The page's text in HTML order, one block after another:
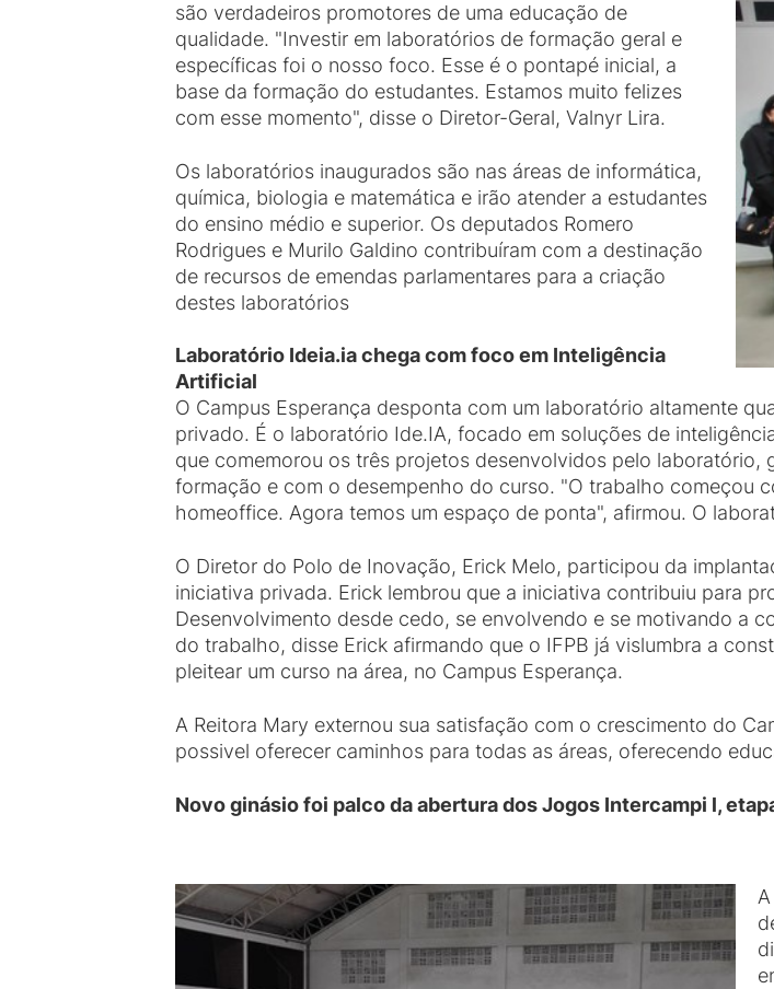
são verdadeiros promotores de uma educação de
qualidade. "Investir em laboratórios de formação geral e
específicas foi o nosso foco. Esse é o pontapé inicial, a
base da formação do estudantes. Estamos muito felizes
com esse momento", disse o Diretor-Geral, Valnyr Lira.
Os laboratórios inaugurados são nas áreas de informática,
química, biologia e matemática e irão atender a estudantes
do ensino médio e superior. Os deputados Romero
Rodrigues e Murilo Galdino contribuíram com a destinação
de recursos de emendas parlamentares para a criação
destes laboratórios
Laboratório Ideia.ia chega com foco em Inteligência
Artificial
O Campus Esperança desponta com um laboratório altamente
privado. É o laboratório Ide.IA, focado em soluções de
que comemorou os três projetos desenvolvidos pelo
formação e com o desempenho do curso. "O trabalho começou
homeoffice. Agora temos um espaço de ponta", afirmou. O
O Diretor do Polo de Inovação, Erick Melo, participou da
iniciativa privada. Erick lembrou que a iniciativa contribuiu para
Desenvolvimento desde cedo, se envolvendo e se motivando a
do trabalho, disse Erick afirmando que o IFPB já vislumbra a
pleitear um curso na área, no Campus Esperança.
A Reitora Mary externou sua satisfação com o crescimento do
possivel oferecer caminhos para todas as áreas, oferecendo
Novo ginásio foi palco da abertura dos Jogos Intercampi l,